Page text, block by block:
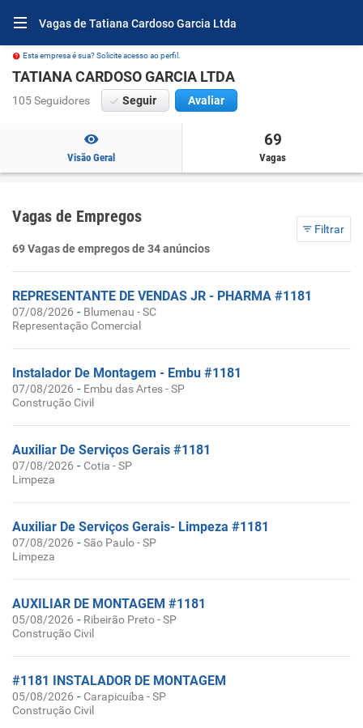
Vagas de Tatiana Cardoso Garcia Ltda
Esta empresa é sua? Solicite acesso ao perfil.
TATIANA CARDOSO GARCIA LTDA
105 Seguidores Seguir Avaliar
Visão Geral
69
Vagas
Vagas de Empregos
Filtrar
69 Vagas de empregos de 34 anúncios
REPRESENTANTE DE VENDAS JR - PHARMA #1181
07/08/2026 - Blumenau - SC
Representação Comercial
Instalador De Montagem - Embu #1181
07/08/2026 - Embu das Artes - SP
Construção Civil
Auxiliar De Serviços Gerais #1181
07/08/2026 - Cotia - SP
Limpeza
Auxiliar De Serviços Gerais- Limpeza #1181
07/08/2026 -São Paulo - SP
Limpeza
AUXILIAR DE MONTAGEM #1181
05/08/2026 - Ribeirão Preto - SP
Construção Civil
#1181 INSTALADOR DE MONTAGEM
05/08/2026 - Carapicuíba - SP
Construção Civil